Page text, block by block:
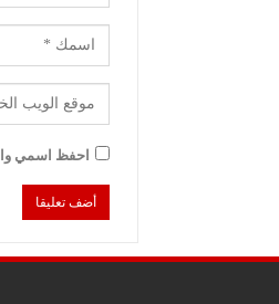
احفظ اسمي